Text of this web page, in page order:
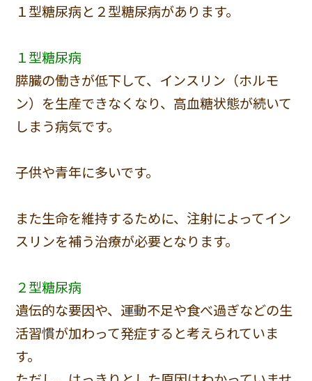
１型糖尿病と２型糖尿病があります。
１型糖尿病
膵臓の働きが低下して、インスリン（ホルモ
ン）を生産できなくなり、高血糖状態が続いて
しまう病気です。
子供や青年に多いです。
また生命を維持するために、注射によってイン
スリンを補う治療が必要となります。
２型糖尿病
遺伝的な要因や、運動不足や食べ過ぎなどの生
活習慣が加わって発症すると考えられていま
す。